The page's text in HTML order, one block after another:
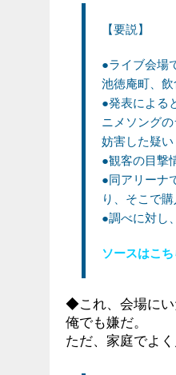
【要説】
●ライブ会場
池徳庵町、
●発表による
ニメソング
妨害した疑い
●観客の目撃
●同アリーナ
り、そこで
●調べに対し
ソースはこ
◆これ、会場にい
俺でも嫌だ。
ただ、家庭でよ